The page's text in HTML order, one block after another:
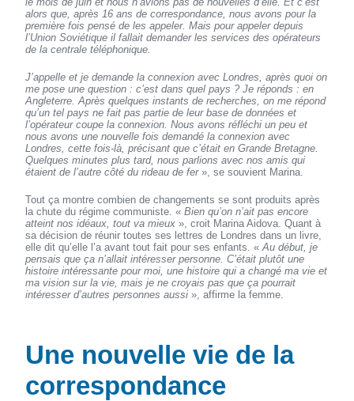
alors que, après 16 ans de correspondance, nous avons pour la
première fois pensé de les appeler. Mais pour appeler depuis
l’Union Soviétique il fallait demander les services des opérateurs
de la centrale téléphonique.
J’appelle et je demande la connexion avec Londres, après quoi on
me pose une question : c’est dans quel pays ? Je réponds : en
Angleterre. Après quelques instants de recherches, on me répond
qu’un tel pays ne fait pas partie de leur base de données et
l’opérateur coupe la connexion. Nous avons réfléchi un peu et
nous avons une nouvelle fois demandé la connexion avec
Londres, cette fois-là, précisant que c’était en Grande Bretagne.
Quelques minutes plus tard, nous parlions avec nos amis qui
étaient de l’autre côté du rideau de fer», se souvient Marina.
Tout ça montre combien de changements se sont produits après
la chute du régime communiste. «Bien qu’on n’ait pas encore
atteint nos idéaux, tout va mieux », croit Marina Aidova. Quant à
sa décision de réunir toutes ses lettres de Londres dans un livre,
elle dit qu’elle l’a avant tout fait pour ses enfants. «Au début, je
pensais que ça n’allait intéresser personne. C’était plutôt une
histoire intéressante pour moi, une histoire qui a changé ma vie et
ma vision sur la vie, mais je ne croyais pas que ça pourrait
intéresser d’autres personnes aussi », affirme la femme.
Une nouvelle vie de la
correspondance